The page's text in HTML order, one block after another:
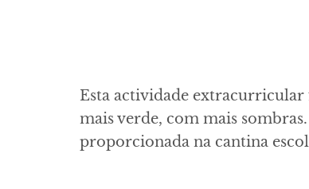
Esta actividade extracurricular
mais verde, com mais
proporcionada na cantina